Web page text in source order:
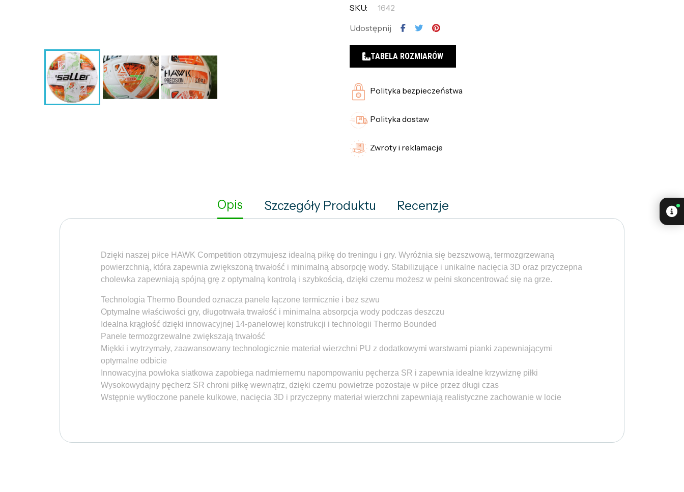
SKU:
1642
Udostępnij
TABELA ROZMIARÓW
Polityka bezpieczeństwa
Polityka dostaw
Zwroty i reklamacje
Opis Szczegóły Produktu Recenzje
Dzięki naszej piłce HAWK Competition otrzymujesz idealną piłkę do treningu i gry. Wyróżnia się bezszwową, termozgrzewaną
powierzchnią, która zapewnia zwiększoną trwałość i minimalną absorpcję wody. Stabilizujące i unikalne nacięcia 3D oraz przyczepna
cholewka zapewniają spójną grę z optymalną kontrolą i szybkością, dzięki czemu możesz w pełni skoncentrować się na grze.
Technologia Thermo Bounded oznacza panele łączone termicznie i bez szwu
Optymalne właściwości gry, długotrwała trwałość i minimalna absorpcja wody podczas deszczu
Idealna krągłość dzięki innowacyjnej 14-panelowej konstrukcji i technologii Thermo Bounded
Panele termozgrzewalne zwiększają trwałość
Miękki i wytrzymały, zaawansowany technologicznie materiał wierzchni PU z dodatkowymi warstwami pianki zapewniającymi
optymalne odbicie
Innowacyjna powłoka siatkowa zapobiega nadmiernemu napompowaniu pęcherza SR i zapewnia idealne krzywiznę piłki
Wysokowydajny pęcherz SR chroni piłkę wewnątrz, dzięki czemu powietrze pozostaje w piłce przez długi czas
Wstępnie wytłoczone panele kulkowe, nacięcia 3D i przyczepny materiał wierzchni zapewniają realistyczne zachowanie w locie